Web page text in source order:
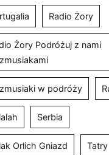
Radio Żory
Żory Podróżuj z nami
w podróży
Serbia
Orlich Gniazd Tatry